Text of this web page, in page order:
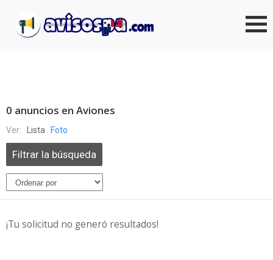
0 anuncios en Aviones
Ver: Lista Foto
Filtrar la búsqueda
¡Tu solicitud no generó resultados!